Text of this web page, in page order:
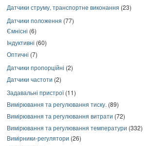
Датчики струму, транспортне виконання (23)
Датчики положення (77)
Ємнісні (6)
Індуктивні (60)
Оптичні (7)
Датчики пропорційні (2)
Датчики частоти (2)
Задавальні пристрої(11)
Вимірювання та регулювання тиску. (89)
Вимірювання та регулювання витрати (72)
Вимірювання та регулювання температури (332)
Вимірники-регулятори (26)